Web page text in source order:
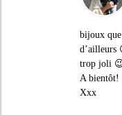
bijoux
d’ailleurs
trop joli
A bientôt!
Xxx